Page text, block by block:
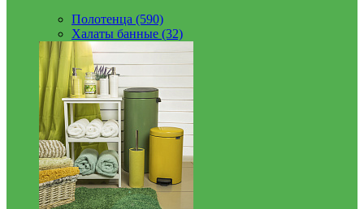
Полотенца (590)
Халаты банные (32)